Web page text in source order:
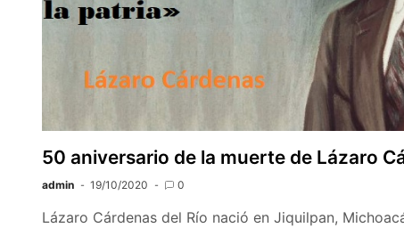
50 aniversario de la muerte de Lázaro
admin 19/10/2020 0
Lázaro Cárdenas del Río nació en Jiquilpan,